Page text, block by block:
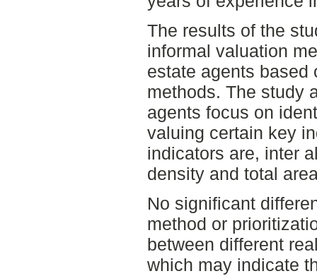
The results of the
informal valuation
estate agents based
methods. The study
agents focus on
valuing certain key
indicators are, inter
density and total
No significant
method or
between different
which may indicate